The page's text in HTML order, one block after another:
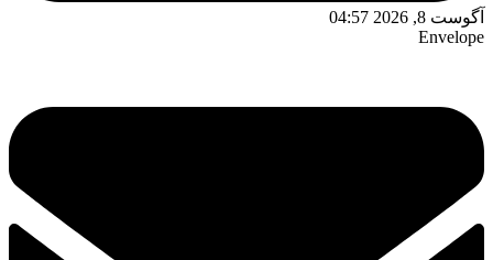
آگوست 8, 2026 04:57
Envelope